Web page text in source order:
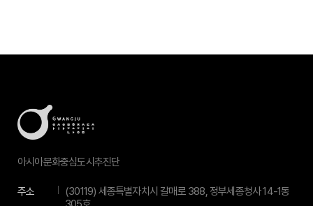
아시아문화중심도시추진단
주소
(30119) 세종특별자치시 갈매로 388, 정부세종청사 14-1동